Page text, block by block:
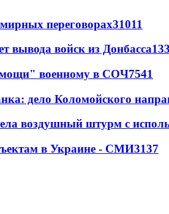
переговорах31011
вывода войск из Донбасса
военному в СОЧ7541
дело Коломойского
воздушный штурм с
в Украине - СМИ3137